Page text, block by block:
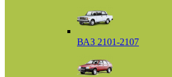
ВАЗ 2101-2107